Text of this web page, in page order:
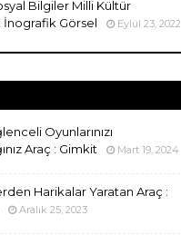
Bilgiler Milli Kültür
İnografik Görsel
Eylül 23, 2022
Oyunlarınızı
Araç : Gimkit
Mart 19, 2024
Harikalar Yaratan Araç :
Aralık 25, 2023